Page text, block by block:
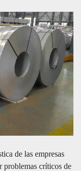
de las empresas
problemas críticos de